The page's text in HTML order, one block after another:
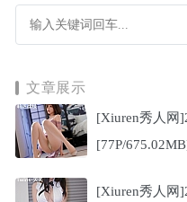
文章展示
[Xiuren秀人网
[77P/
[Xiuren秀人网